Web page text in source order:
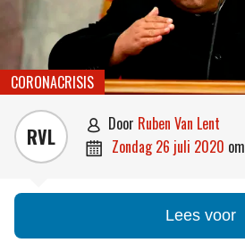
CORONACRISIS
RVL  door Ruben Van Lent
 zondag 26 juli 2020 om
Lees voor